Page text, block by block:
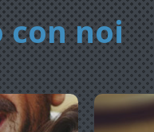
con noi